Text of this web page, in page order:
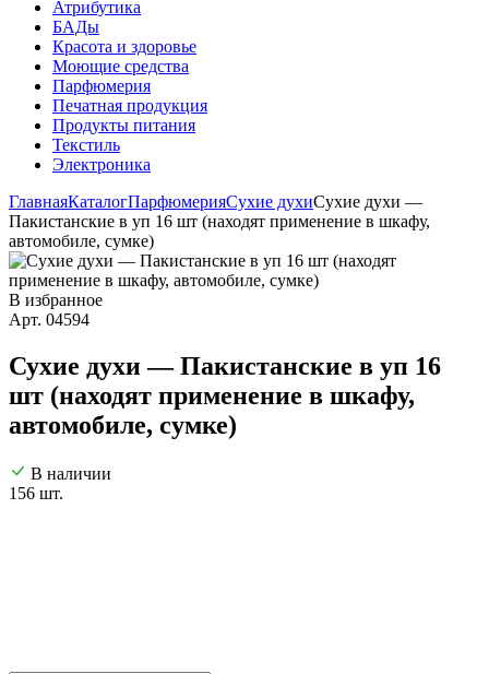
Атрибутика
БАДы
Красота и здоровье
Моющие средства
Парфюмерия
Печатная продукция
Продукты питания
Текстиль
Электроника
ГлавнаяКаталогПарфюмерияСухие духиСухие духи —
Пакистанские в уп 16 шт (находят применение в шкафу,
автомобиле, сумке)
В избранное
Арт. 04594
Сухие духи — Пакистанские в уп 16
шт (находят применение в шкафу,
автомобиле, сумке)
В наличии
156 шт.